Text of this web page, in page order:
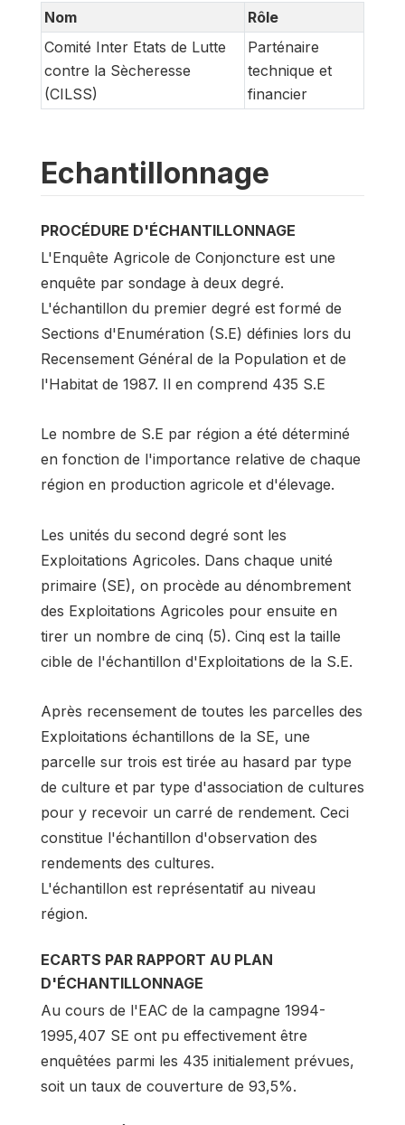
Nom
Rôle
Comité Inter Etats de Lutte
contre la Sècheresse
(CILSS)
Parténaire
technique et
financier
Echantillonnage
PROCÉDURE D'ÉCHANTILLONNAGE
L'Enquête Agricole de Conjoncture est une
enquête par sondage à deux degré.
L'échantillon du premier degré est formé de
Sections d'Enumération (S.E) définies lors du
Recensement Général de la Population et de
l'Habitat de 1987. Il en comprend 435 S.E
Le nombre de S.E par région a été déterminé
en fonction de l'importance relative de chaque
région en production agricole et d'élevage.
Les unités du second degré sont les
Exploitations Agricoles. Dans chaque unité
primaire (SE), on procède au dénombrement
des Exploitations Agricoles pour ensuite en
tirer un nombre de cinq (5). Cinq est la taille
cible de l'échantillon d'Exploitations de la S.E.
Après recensement de toutes les parcelles des
Exploitations échantillons de la SE, une
parcelle sur trois est tirée au hasard par type
de culture et par type d'association de cultures
pour y recevoir un carré de rendement. Ceci
constitue l'échantillon d'observation des
rendements des cultures.
L'échantillon est représentatif au niveau
région.
ECARTS PAR RAPPORT AU PLAN
D'ÉCHANTILLONNAGE
Au cours de l'EAC de la campagne 1994-
1995,407 SE ont pu effectivement être
enquêtées parmi les 435 initialement prévues,
soit un taux de couverture de 93,5%.